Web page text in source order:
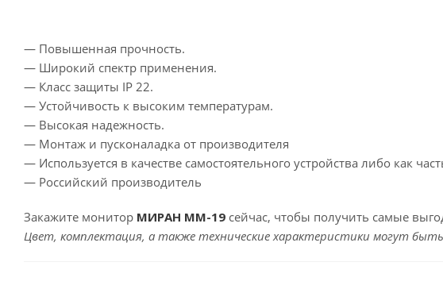
— Повышенная прочность.
— Широкий спектр применения.
— Класс защиты IP 22.
— Устойчивость к высоким температурам.
— Высокая надежность.
— Монтаж и пусконаладка от производителя
— Используется в качестве самостоятельного устройства либо как
— Российский производитель
Закажите монитор МИРАН ММ-19 сейчас, чтобы получить самые
Цвет, комплектация, а также технические характеристики могут быть